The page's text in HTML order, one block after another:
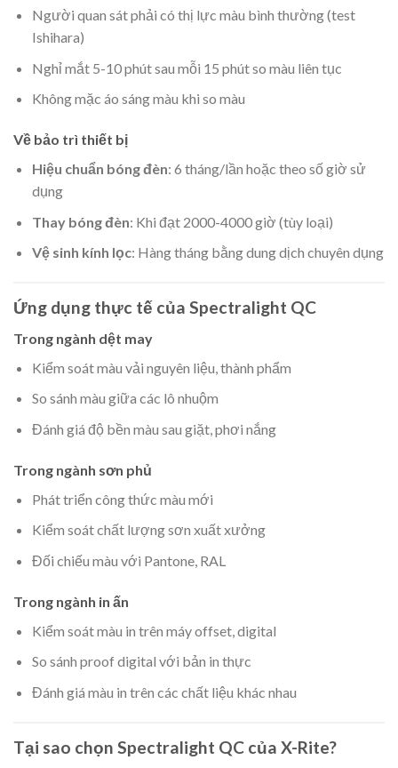
Người quan sát phải có thị lực màu bình thường (test
Ishihara)
Nghỉ mắt 5-10 phút sau mỗi 15 phút so màu liên tục
Không mặc áo sáng màu khi so màu
Về bảo trì thiết bị
Hiệu chuẩn bóng đèn: 6 tháng/lần hoặc theo số giờ sử
dụng
Thay bóng đèn: Khi đạt 2000-4000 giờ (tùy loại)
Vệ sinh kính lọc: Hàng tháng bằng dung dịch chuyên dụng
Ứng dụng thực tế của Spectralight QC
Trong ngành dệt may
Kiểm soát màu vải nguyên liệu, thành phẩm
So sánh màu giữa các lô nhuộm
Đánh giá độ bền màu sau giặt, phơi nắng
Trong ngành sơn phủ
Phát triển công thức màu mới
Kiểm soát chất lượng sơn xuất xưởng
Đối chiếu màu với Pantone, RAL
Trong ngành in ấn
Kiểm soát màu in trên máy offset, digital
So sánh proof digital với bản in thực
Đánh giá màu in trên các chất liệu khác nhau
Tại sao chọn Spectralight QC của X-Rite?